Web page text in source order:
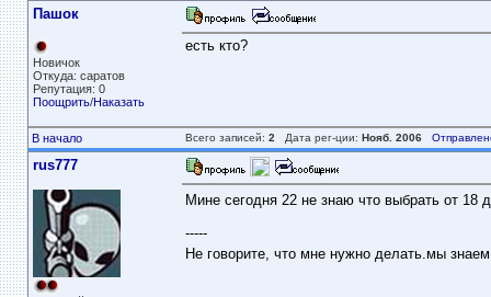
Пашок
Новичок
Откуда: саратов
Репутация: 0
Поощрить/Наказать
есть кто?
В начало Всего записей: 2 Дата рег-ции: Нояб. 2006
rus777
Мине сегодня 22 не знаю что выбрать от 18
-----
Не говорите, что мне нужно делать.мы